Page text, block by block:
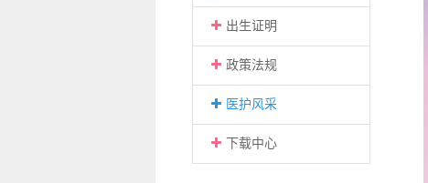
出生证明
政策法规
医护风采
下载中心